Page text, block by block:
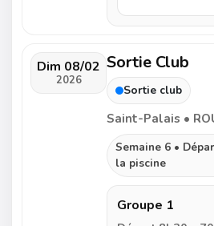
Carresse -
Dim 08/02
2026
Sortie Club
Sortie club
Saint-Palais •
Semaine 6 •
la piscine
Groupe 1